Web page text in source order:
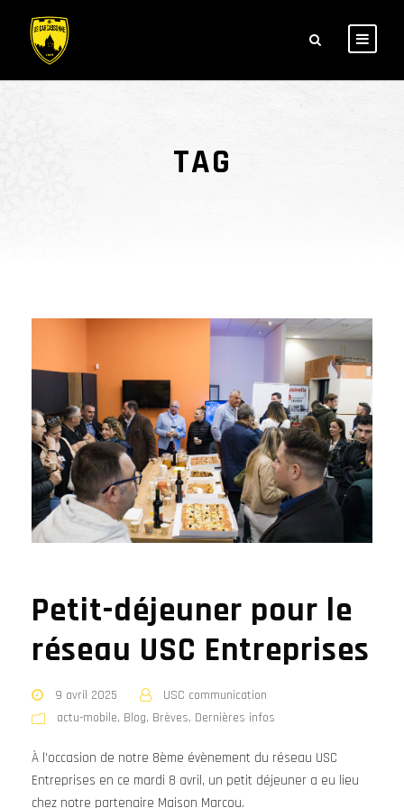
TAG
Petit-déjeuner pour le
réseau USC Entreprises
9 avril 2025
USC communication
actu-mobile, Blog, Brèves, Dernières infos
À l’occasion de notre 8ème évènement du réseau USC
Entreprises en ce mardi 8 avril, un petit déjeuner a eu lieu
chez notre partenaire Maison Marcou.